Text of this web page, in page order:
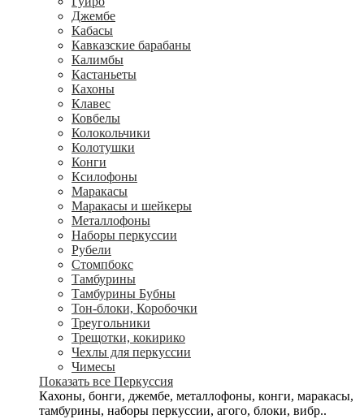
Джембе
Кабасы
Кавказские барабаны
Калимбы
Кастаньеты
Кахоны
Клавес
Ковбелы
Колокольчики
Колотушки
Конги
Ксилофоны
Маракасы
Маракасы и шейкеры
Металлофоны
Наборы перкуссии
Рубели
Стомпбокс
Тамбурины
Тамбурины Бубны
Тон-блоки, Коробочки
Треугольники
Трещотки, кокирико
Чехлы для перкуссии
Чимесы
Показать все Перкуссия
Кахоны, бонги, джембе, металлофоны, конги, маракасы,
тамбурины, наборы перкуссии, агого, блоки, вибр..